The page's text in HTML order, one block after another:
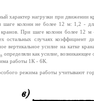
характер нагрузки при движении
шаге колонн не более 12 м: 1,2 -
При шаге колонн более 12
случаях коэффициент
вертикальное усилие на катке
определяли как усилие,
работы 1К - 6К.
режима работы учитывают